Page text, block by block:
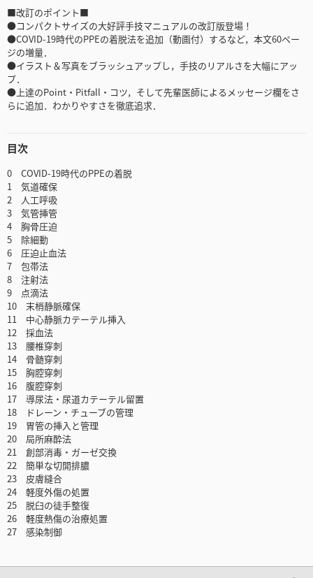
■改訂のポイント■
●コンパクトサイズの大好評手技マニュアルの改訂版登場！
●COVID-19時代のPPEの着脱法を追加（動画付）するなど，本文60ペー
ジの増量．
●イラスト＆写真をブラッシュアップし，手技のリアルさを大幅にアッ
プ．
●上達のPoint・Pitfall・コツ，そして先輩医師によるメッセージ欄をさ
らに追加．わかりやすさを徹底追求．
目次
0 COVID-19時代のPPEの着脱
1 気道確保
2 人工呼吸
3 気管挿管
4 胸骨圧迫
5 除細動
6 圧迫止血法
7 包帯法
8 注射法
9 点滴法
10 末梢静脈確保
11 中心静脈カテーテル挿入
12 採血法
13 腰椎穿刺
14 骨髄穿刺
15 胸腔穿刺
16 腹腔穿刺
17 導尿法・尿道カテーテル留置
18 ドレーン・チューブの管理
19 胃管の挿入と管理
20 局所麻酔法
21 創部消毒・ガーゼ交換
22 簡単な切開排膿
23 皮膚縫合
24 軽度外傷の処置
25 脱臼の徒手整復
26 軽度熱傷の治療処置
27 感染制御